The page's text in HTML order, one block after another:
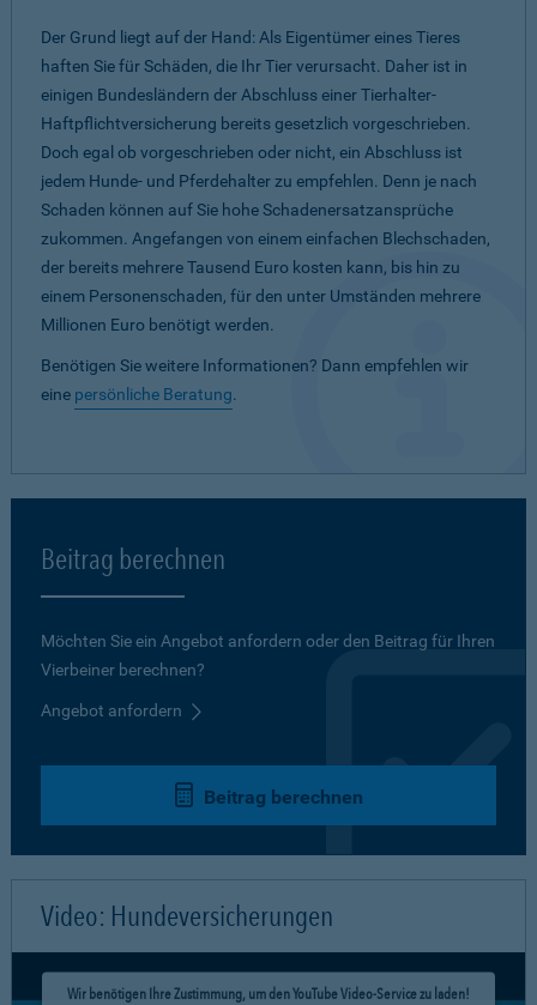
Der Grund liegt auf der Hand: Als Eigentümer eines Tieres
haften Sie für Schäden, die Ihr Tier verursacht. Daher ist in
einigen Bundesländern der Abschluss einer Tierhalter-
Haftpflichtversicherung bereits gesetzlich vorgeschrieben.
Doch egal ob vorgeschrieben oder nicht, ein Abschluss ist
jedem Hunde- und Pferdehalter zu empfehlen. Denn je nach
Schaden können auf Sie hohe Schadenersatzansprüche
zukommen. Angefangen von einem einfachen Blechschaden,
der bereits mehrere Tausend Euro kosten kann, bis hin zu
einem Personenschaden, für den unter Umständen mehrere
Millionen Euro benötigt werden.
Benötigen Sie weitere Informationen? Dann empfehlen wir
eine persönliche Beratung.
Beitrag berechnen
Möchten Sie ein Angebot anfordern oder den Beitrag für Ihren
Vierbeiner berechnen?
Angebot anfordern
Beitrag berechnen
Video: Hundeversicherungen
Wir benötigen Ihre Zustimmung, um den YouTube Video-Service zu laden!